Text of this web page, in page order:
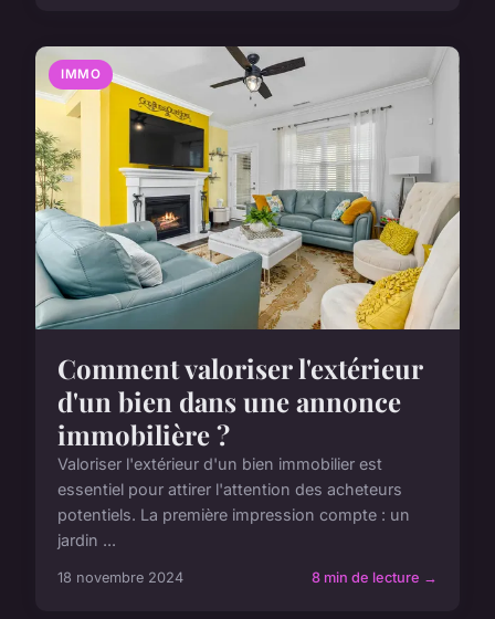
IMMO
Comment valoriser l'extérieur
d'un bien dans une annonce
immobilière ?
Valoriser l'extérieur d'un bien immobilier est
essentiel pour attirer l'attention des acheteurs
potentiels. La première impression compte : un
jardin ...
18 novembre 2024 8 min de lecture →